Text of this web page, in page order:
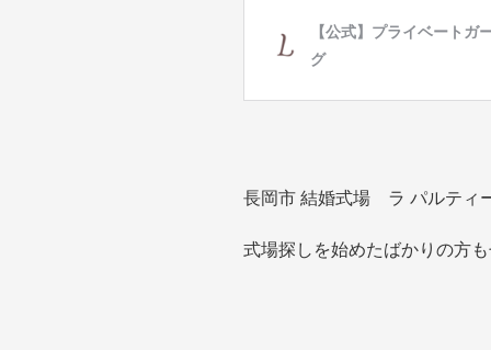
長岡市 結婚式場 ラ パルティ
式場探しを始めたばかりの方